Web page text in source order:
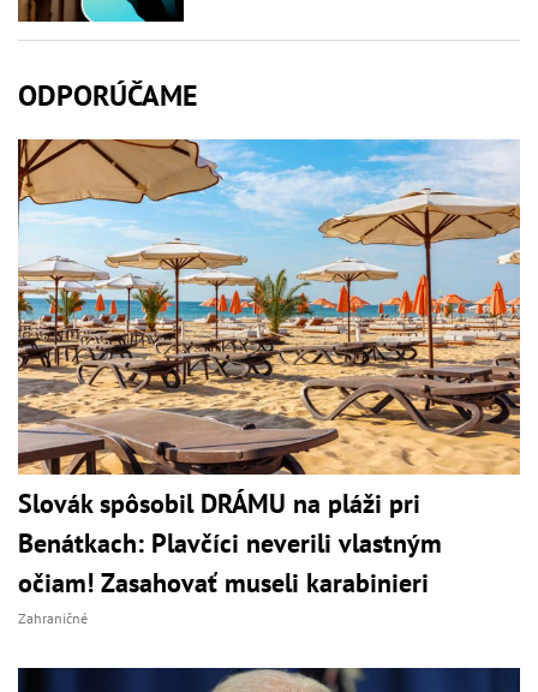
ODPORÚČAME
Slovák spôsobil DRÁMU na pláži pri
Benátkach: Plavčíci neverili vlastným
očiam! Zasahovať museli karabinieri
Zahraničné